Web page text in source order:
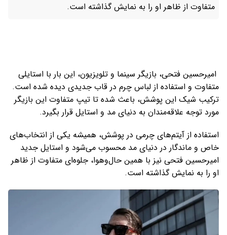
متفاوت از ظاهر او را به نمایش گذاشته است.
امیرحسین فتحی، بازیگر سینما و تلویزیون، این بار با استایلی
متفاوت و استفاده از لباس چرم در قاب جدیدی دیده شده است.
ترکیب شیک این پوشش، باعث شده تا تیپ متفاوت این بازیگر
مورد توجه علاقه‌مندان به دنیای مد و استایل قرار بگیرد.
استفاده از آیتم‌های چرمی در پوشش، همیشه یکی از انتخاب‌های
خاص و ماندگار در دنیای مد محسوب می‌شود و استایل جدید
امیرحسین فتحی نیز با همین حال‌و‌هوا، جلوه‌ای متفاوت از ظاهر
او را به نمایش گذاشته است.